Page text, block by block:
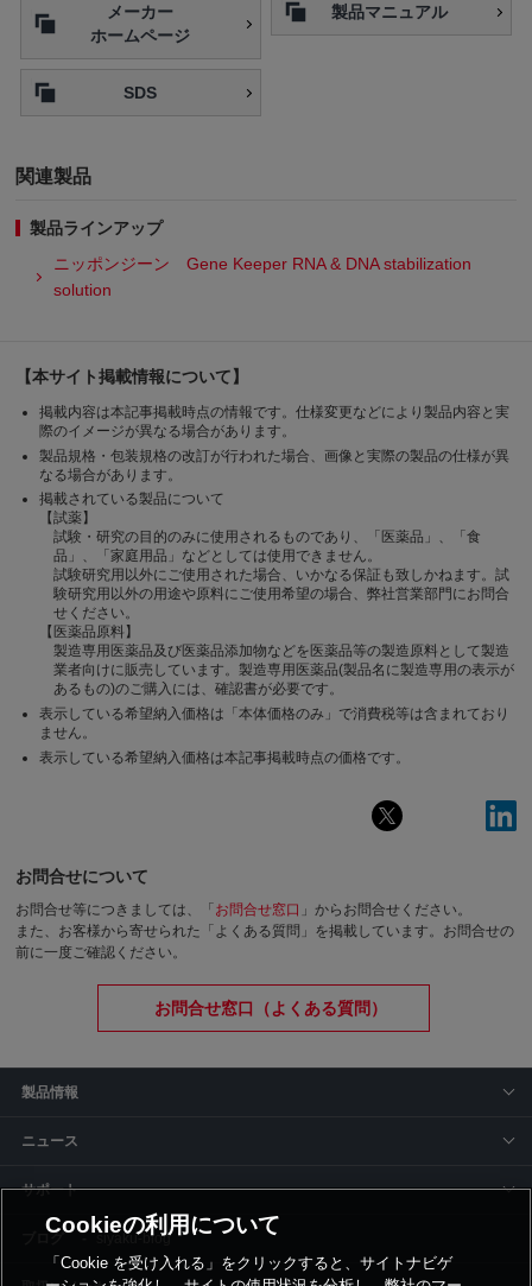
メーカー
ホームページ
製品マニュアル
SDS
関連製品
製品ラインアップ
ニッポンジーン Gene Keeper RNA & DNA stabilization
solution
【本サイト掲載情報について】
掲載内容は本記事掲載時点の情報です。仕様変更などにより製品内容と実
際のイメージが異なる場合があります。
製品規格・包装規格の改訂が行われた場合、画像と実際の製品の仕様が異
なる場合があります。
掲載されている製品について
【試薬】
試験・研究の目的のみに使用されるものであり、「医薬品」、「食
品」、「家庭用品」などとしては使用できません。
試験研究用以外にご使用された場合、いかなる保証も致しかねます。試
験研究用以外の用途や原料にご使用希望の場合、弊社営業部門にお問合
せください。
【医薬品原料】
製造専用医薬品及び医薬品添加物などを医薬品等の製造原料として製造
業者向けに販売しています。製造専用医薬品(製品名に製造専用の表示が
あるもの)のご購入には、確認書が必要です。
表示している希望納入価格は「本体価格のみ」で消費税等は含まれており
ません。
表示している希望納入価格は本記事掲載時点の価格です。
お問合せについて
お問合せ等につきましては、「 お問合せ窓口 」からお問合せください。
また、お客様から寄せられた「よくある質問」を掲載しています。お問合せの
前に一度ご確認ください。
お問合せ窓口（よくある質問）
製品情報
ニュース
サポート
siyaku-blog
Cookieの利用について
「Cookie を受け入れる」をクリックすると、サイトナビゲ